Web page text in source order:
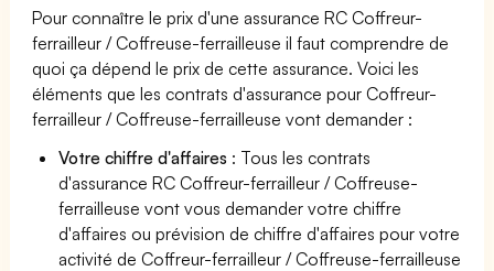
Pour connaître le prix d'une assurance RC Coffreur-
ferrailleur / Coffreuse-ferrailleuse il faut comprendre de
quoi ça dépend le prix de cette assurance. Voici les
éléments que les contrats d'assurance pour Coffreur-
ferrailleur / Coffreuse-ferrailleuse vont demander :
Votre chiffre d'affaires : Tous les contrats
d'assurance RC Coffreur-ferrailleur / Coffreuse-
ferrailleuse vont vous demander votre chiffre
d'affaires ou prévision de chiffre d'affaires pour votre
activité de Coffreur-ferrailleur / Coffreuse-ferrailleuse